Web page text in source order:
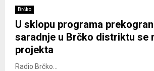
Brčko
U sklopu programa
saradnje u Brčko distriktu se
projekta
Radio Brčko...